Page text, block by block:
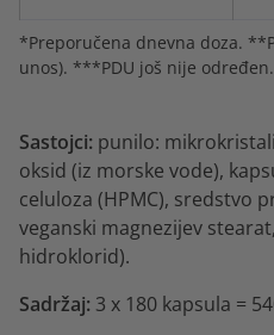
*Preporučena dnevna doza.
unos). ***PDU još nije određen.
Sastojci: punilo:
oksid (iz morske vode),
celuloza (HPMC), sredstvo
veganski magnezijev
hidroklorid).
Sadržaj: 3 x 180 kapsula =